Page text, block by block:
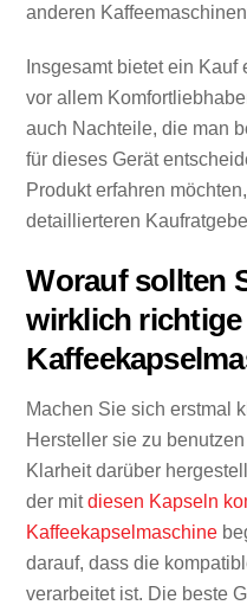
anderen
Insgesamt bietet ein
vor allem
auch Nachteile, die man
für dieses Gerät
Produkt erfahren
detaillierteren
Worauf sollten
wirklich richtige
Machen Sie sich erstmal
Hersteller sie zu
Klarheit darüber
der mitdiesen Kapseln
Kaffeekapselmaschine
darauf, dass die
verarbeitet ist. Die beste